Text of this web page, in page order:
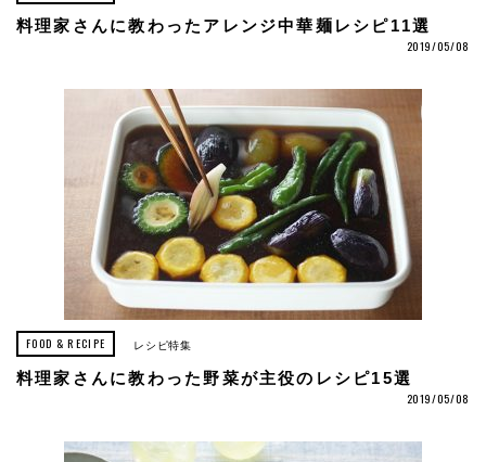
料理家さんに教わったアレンジ中華麺レシピ11選
2019/05/08
FOOD & RECIPE レシピ特集
料理家さんに教わった野菜が主役のレシピ15選
2019/05/08